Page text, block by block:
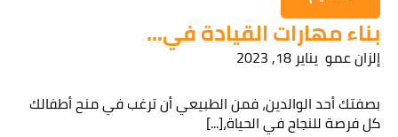
بناء مهارات القيادة في...
إلزان عمو يناير 18, 2023
بصفتك أحد الوالدين، فمن الطبيعي أن ترغب في منح أطفالك
كل فرصة للنجاح في الحياة،[...]